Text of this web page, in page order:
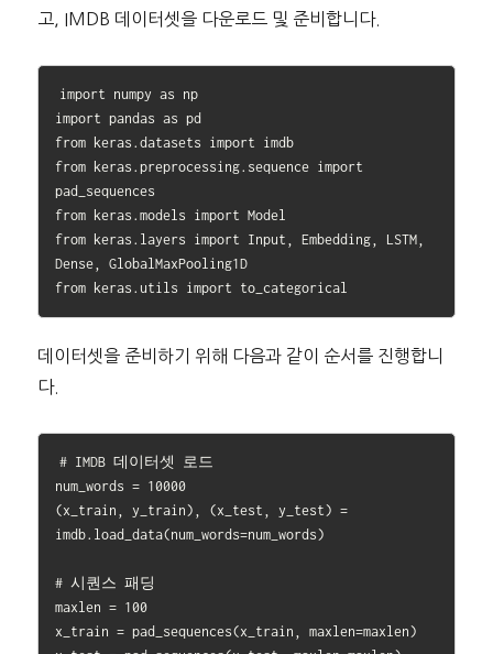
고, IMDB 데이터셋을 다운로드 및 준비합니다.
import numpy as np
import pandas as pd
from keras.datasets import imdb
from keras.preprocessing.sequence import
pad_sequences
from keras.models import Model
from keras.layers import Input, Embedding, LSTM,
Dense, GlobalMaxPooling1D
데이터셋을 준비하기 위해 다음과 같이 순서를 진행합니
다.
# IMDB 데이터셋 로드
num_words = 10000
(x_train, y_train), (x_test, y_test) =
imdb.load_data(num_words=num_words)
# 시퀀스 패딩
maxlen = 100
x_train = pad_sequences(x_train, maxlen=maxlen)